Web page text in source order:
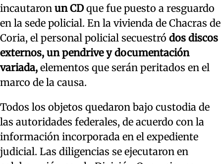
incautaron un CDque fue puesto a resguardo
en la sede policial. En la vivienda de Chacras de
Coria, el personal policial secuestró dos discos
externos, un pendrive y documentación
variada, elementos que serán peritados en el
marco de la causa.
Todos los objetos quedaron bajo custodia de
las autoridades federales, de acuerdo con la
información incorporada en el expediente
judicial. Las diligencias se ejecutaron en